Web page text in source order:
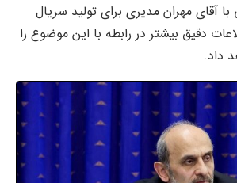
با آقای مهران مدیری برای تولید سریال
دقیق بیشتر در رابطه با این موضوع را
داد.